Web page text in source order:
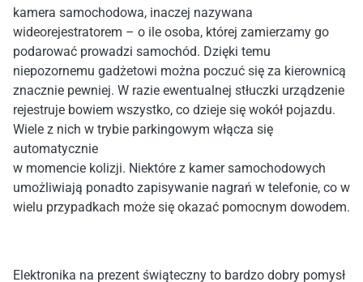
kamera samochodowa, inaczej nazywana
wideorejestratorem – o ile osoba, której zamierzamy go
podarować prowadzi samochód. Dzięki temu
niepozornemu gadżetowi można poczuć się za kierownicą
znacznie pewniej. W razie ewentualnej stłuczki urządzenie
rejestruje bowiem wszystko, co dzieje się wokół pojazdu.
Wiele z nich w trybie parkingowym włącza się
automatycznie
w momencie kolizji. Niektóre z kamer samochodowych
umożliwiają ponadto zapisywanie nagrań w telefonie, co w
wielu przypadkach może się okazać pomocnym dowodem.
Elektronika na prezent świąteczny to bardzo dobry pomysł